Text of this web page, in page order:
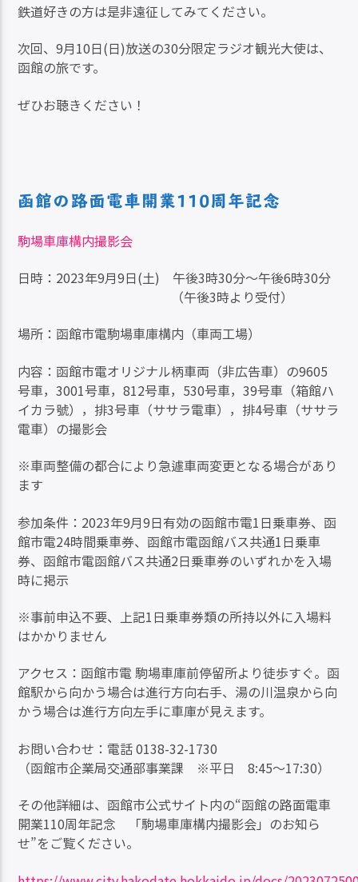
鉄道好きの方は是非遠征してみてください。
次回、9月10日(日)放送の30分限定ラジオ観光大使は、
函館の旅です。
ぜひお聴きください！
函館の路面電車開業110周年記念
駒場車庫構内撮影会
日時：2023年9月9日(土) 午後3時30分～午後6時30分
（午後3時より受付）
場所：函館市電駒場車庫構内（車両工場）
内容：函館市電オリジナル柄車両（非広告車）の9605
号車，3001号車，812号車，530号車，39号車（箱館ハ
イカラ號），排3号車（ササラ電車），排4号車（ササラ
電車）の撮影会
※車両整備の都合により急遽車両変更となる場合があり
ます
参加条件：2023年9月9日有効の函館市電1日乗車券、函
館市電24時間乗車券、函館市電函館バス共通1日乗車
券、函館市電函館バス共通2日乗車券のいずれかを入場
時に掲示
※事前申込不要、上記1日乗車券類の所持以外に入場料
はかかりません
アクセス：函館市電 駒場車庫前停留所より徒歩すぐ。函
館駅から向かう場合は進行方向右手、湯の川温泉から向
かう場合は進行方向左手に車庫が見えます。
お問い合わせ：電話 0138-32-1730
（函館市企業局交通部事業課 ※平日 8:45～17:30）
その他詳細は、函館市公式サイト内の“函館の路面電車
開業110周年記念 「駒場車庫構内撮影会」のお知ら
せ”をご覧ください。